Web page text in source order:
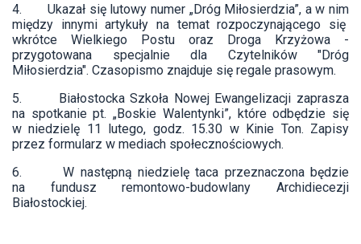
4. Ukazał się lutowy numer „Dróg Miłosierdzia”, a w nim
między innymi artykuły na temat rozpoczynającego się
wkrótce Wielkiego Postu oraz Droga Krzyżowa -
przygotowana specjalnie dla Czytelników "Dróg
Miłosierdzia". Czasopismo znajduje się regale prasowym.
5. Białostocka Szkoła Nowej Ewangelizacji zaprasza
na spotkanie pt. „Boskie Walentynki”, które odbędzie się
w niedzielę 11 lutego, godz. 15.30 w Kinie Ton. Zapisy
przez formularz w mediach społecznościowych.
6. W następną niedzielę taca przeznaczona będzie
na fundusz remontowo-budowlany Archidiecezji
Białostockiej.